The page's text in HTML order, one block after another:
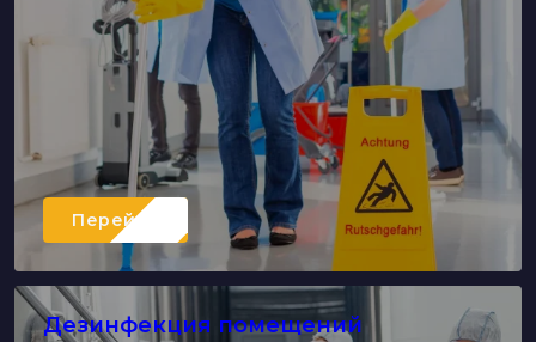
Перейти
Дезинфекция помещений